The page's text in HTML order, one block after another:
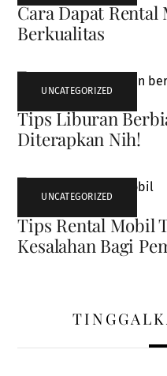
Cara Dapat
Berkualitas
UNCATEGORIZED
Tips Liburan
Diterapkan Nih!
UNCATEGORIZED
Tips Rental Mobil
Kesalahan Bagi